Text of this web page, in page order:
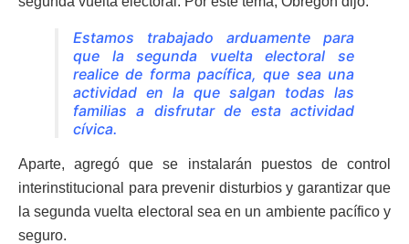
Estamos trabajado arduamente para
que la segunda vuelta electoral se
realice de forma pacífica, que sea una
actividad en la que salgan todas las
familias a disfrutar de esta actividad
cívica.
Aparte, agregó que se instalarán puestos de control
interinstitucional para prevenir disturbios y garantizar que
la segunda vuelta electoral sea en un ambiente pacífico y
seguro.